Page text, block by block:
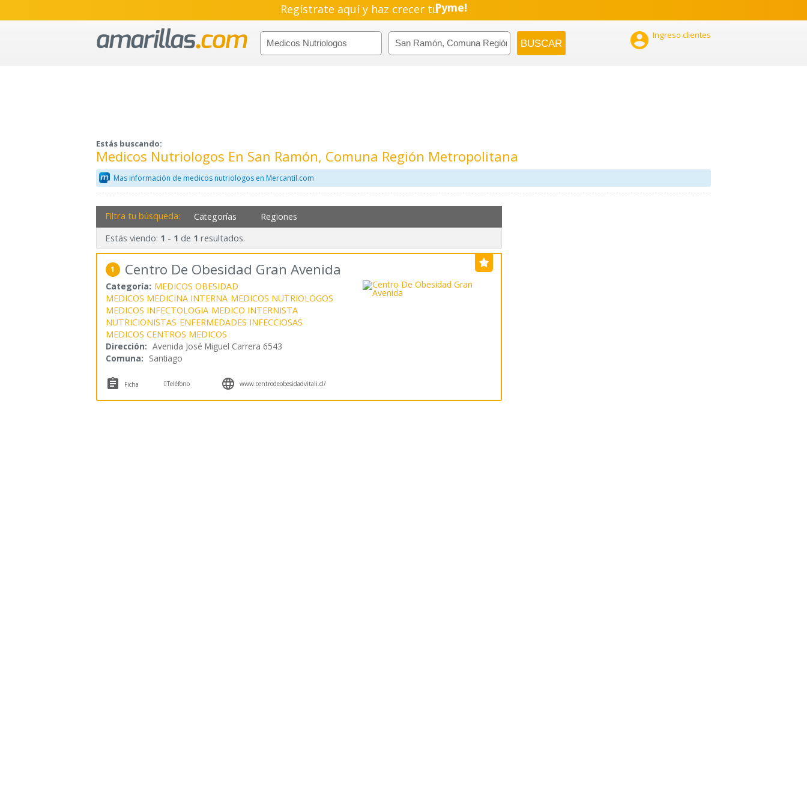
Regístrate aquí y haz crecer tuPyme!
Emprendimiento!
 Ingreso clientes
Estás buscando:
Medicos Nutriologos En San Ramón, Comuna Región Metropolitana
Mas información de medicos nutriologos en Mercantil.com
Filtra tu búsqueda: Categorías Regiones
Estás viendo: 1 - 1 de 1 resultados.
1 Centro De Obesidad Gran Avenida
Categoría: MEDICOS OBESIDAD
MEDICOS MEDICINA INTERNA MEDICOS NUTRIOLOGOS
MEDICOS INFECTOLOGIA MEDICO INTERNISTA
NUTRICIONISTAS ENFERMEDADES INFECCIOSAS
MEDICOS CENTROS MEDICOS
Dirección: Avenida José Miguel Carrera 6543
Comuna: Santiago
 Ficha Teléfono  www.centrodeobesidadvitali.cl/